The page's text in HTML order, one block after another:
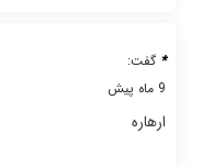
* گفت:
9 ماه پیش
ارهاره